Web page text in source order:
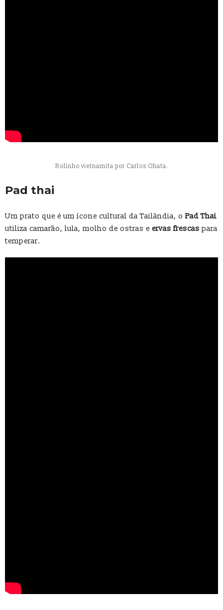
Rolinho vietnamita por Carlos Ohata.
Pad thai
Um prato que é um ícone cultural da Tailândia, o Pad Thai
utiliza camarão, lula, molho de ostras e ervas frescas para
temperar.